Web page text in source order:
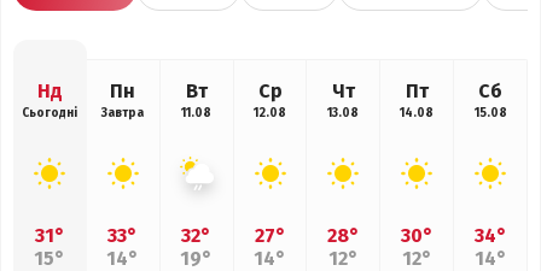
Нд
Сьогодні
31°
15°
Пн
Завтра
33°
14°
Вт
11.08
32°
19°
Ср
12.08
27°
14°
Чт
13.08
28°
12°
Пт
14.08
30°
12°
Сб
15.08
34°
14°